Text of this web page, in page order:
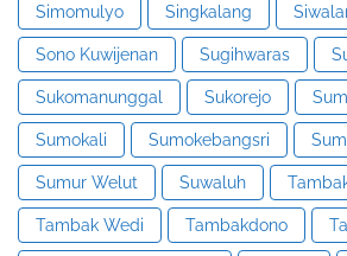
Simomulyo Singkalang
Sono Kuwijenan Sugihwaras
Sukomanunggal Sukorejo
Sumokali Sumokebangsri
Sumur Welut Suwaluh
Tambak Wedi Tambakdono